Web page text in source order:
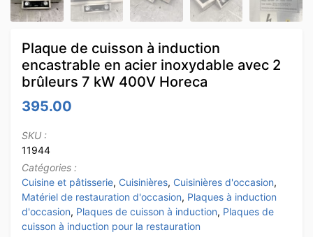
Plaque de cuisson à induction
encastrable en acier inoxydable avec 2
brûleurs 7 kW 400V Horeca
395.00
SKU :
11944
Catégories :
Cuisine et pâtisserie, Cuisinières, Cuisinières d'occasion,
Matériel de restauration d'occasion, Plaques à induction
d'occasion, Plaques de cuisson à induction, Plaques de
cuisson à induction pour la restauration